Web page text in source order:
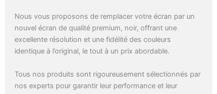
Nous vous proposons de remplacer votre écran par un
nouvel écran de qualité premium, noir, offrant une
excellente résolution et une fidélité des couleurs
identique à l’original, le tout à un prix abordable.
Tous nos produits sont rigoureusement sélectionnés par
nos experts pour garantir leur performance et leur